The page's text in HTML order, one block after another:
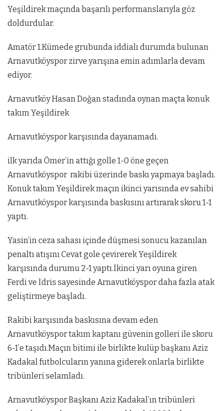
Yeşildirek maçında başarılı performanslarıyla göz
doldurdular.
Amatör 1.Kümede grubunda iddialı durumda bulunan
Arnavutköyspor zirve yarışına emin adımlarla devam
ediyor.
Arnavutköy Hasan Doğan stadında oynan maçta konuk
takım Yeşildirek
Arnavutköyspor karşısında dayanamadı.
ilk yarıda Ömer’in attığı golle 1-0 öne geçen
Arnavutköyspor rakibi üzerinde baskı yapmaya başladı.
Konuk takım Yeşildirek maçın ikinci yarısında ev sahibi
Arnavutköyspor karşısında baskısını artırarak skoru 1-1
yaptı.
Yasin’in ceza sahası içinde düşmesi sonucu kazanılan
penaltı atışını Cevat gole çevirerek Yeşildirek
karşısında durumu 2-1 yaptı.İkinci yarı oyuna giren
Ferdi ve İdris sayesinde Arnavutköyspor daha fazla atak
geliştirmeye başladı.
Rakibi karşısında baskısına devam eden
Arnavutköyspor takım kaptanı güvenin golleri ile skoru
6-1’e taşıdı.Maçın bitimi ile birlikte kulüp başkanı Aziz
Kadakal futbolcuların yanına giderek onlarla birlikte
tribünleri selamladı.
Arnavutköyspor Başkanı Aziz Kadakal’ın tribünleri